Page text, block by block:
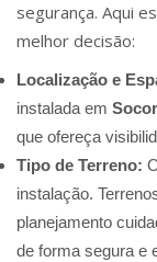
segurança. Aqui
melhor decisão:
Localização e
instalada em
que ofereça
Tipo de Terreno:
instalação.
planejamento
de forma segura e